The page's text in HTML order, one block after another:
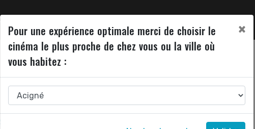
Pour une expérience optimale merci de choisir le
cinéma le plus proche de chez vous ou la ville où
vous habitez :
×